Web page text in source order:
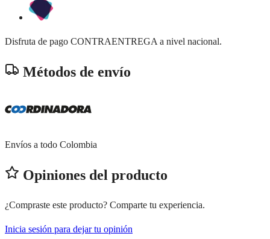
Disfruta de pago CONTRAENTREGA a nivel nacional.
Métodos de envío
Envíos a todo Colombia
Opiniones del producto
¿Compraste este producto? Comparte tu experiencia.
Inicia sesión para dejar tu opinión